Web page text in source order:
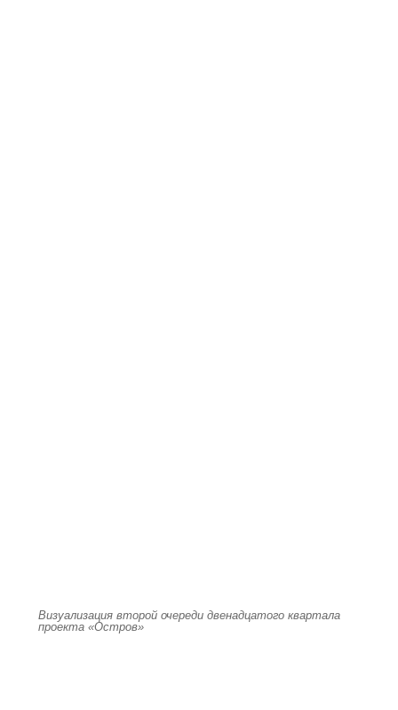
Визуализация второй очереди двенадцатого квартала
проекта «Остров»